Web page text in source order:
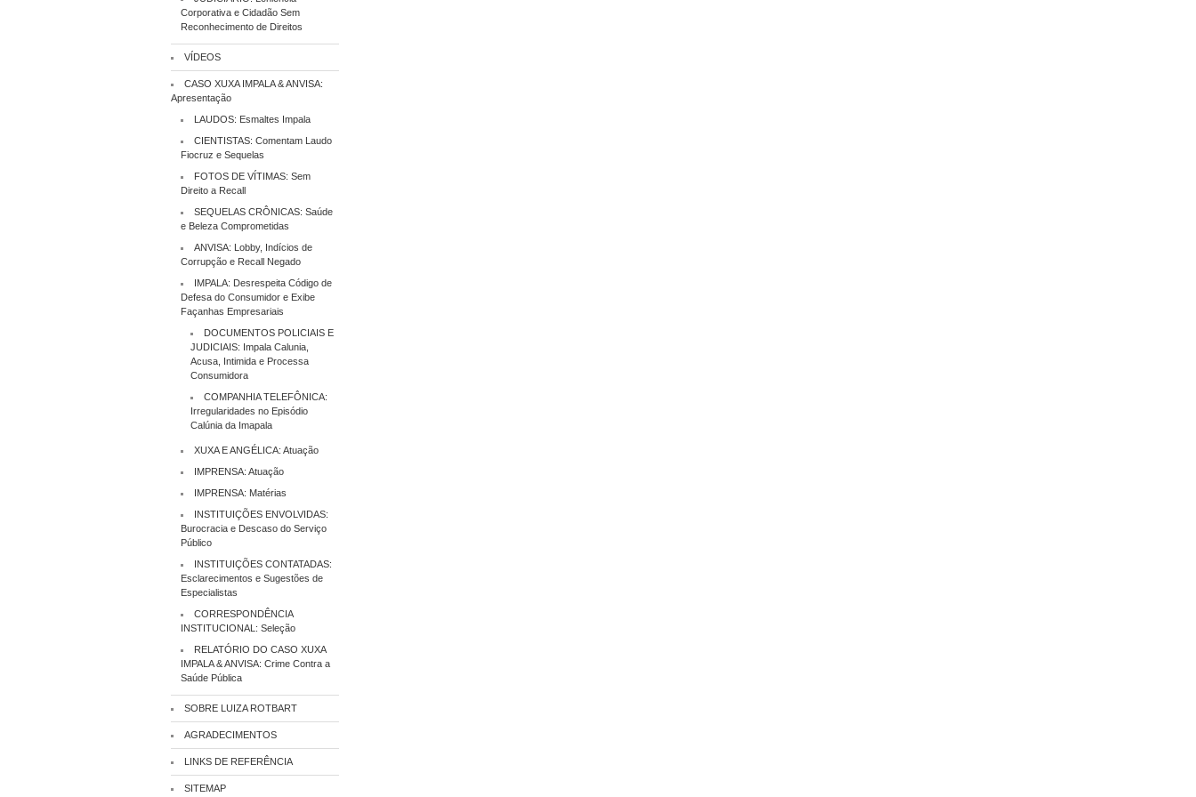
Corporativa e Cidadão Sem
Reconhecimento de Direitos
VÍDEOS
CASO XUXA IMPALA & ANVISA:
Apresentação
LAUDOS: Esmaltes Impala
CIENTISTAS: Comentam Laudo
Fiocruz e Sequelas
FOTOS DE VÍTIMAS: Sem
Direito a Recall
SEQUELAS CRÔNICAS: Saúde
e Beleza Comprometidas
ANVISA: Lobby, Indícios de
Corrupção e Recall Negado
IMPALA: Desrespeita Código de
Defesa do Consumidor e Exibe
Façanhas Empresariais
DOCUMENTOS POLICIAIS E
JUDICIAIS: Impala Calunia,
Acusa, Intimida e Processa
Consumidora
COMPANHIA TELEFÔNICA:
Irregularidades no Episódio
Calúnia da Imapala
XUXA E ANGÉLICA: Atuação
IMPRENSA: Atuação
IMPRENSA: Matérias
INSTITUIÇÕES ENVOLVIDAS:
Burocracia e Descaso do Serviço
Público
INSTITUIÇÕES CONTATADAS:
Esclarecimentos e Sugestões de
Especialistas
CORRESPONDÊNCIA
INSTITUCIONAL: Seleção
RELATÓRIO DO CASO XUXA
IMPALA & ANVISA: Crime Contra a
Saúde Pública
SOBRE LUIZA ROTBART
AGRADECIMENTOS
LINKS DE REFERÊNCIA
SITEMAP